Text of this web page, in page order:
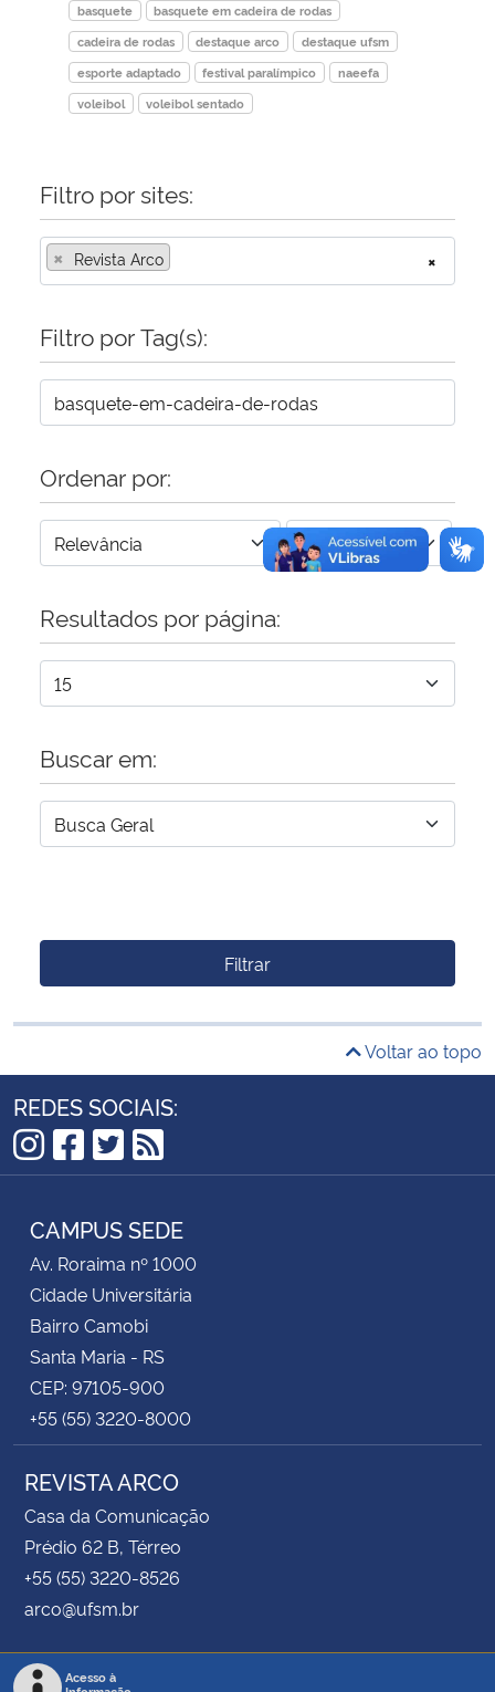
Ministério do Turismo
Ministério do Desenvolvimento Regional
Ministério da Mulher, da Família e dos Direitos Humanos
Secretaria-Geral
Advocacia-Geral da União
Banco Central do Brasil
basquete
basquete em cadeira de rodas
cadeira de rodas
destaque arco
destaque ufsm
esporte adaptado
festival paralímpico
naeefa
voleibol
voleibol sentado
Filtro por sites:
×
× Revista Arco
Filtro por Tag(s):
Ordenar por:
Resultados por página:
Buscar em:
Filtrar
Voltar ao topo
REDES SOCIAIS:
Instagram
Facebook
Twitter
RSS
CAMPUS SEDE
Av. Roraima nº 1000
Cidade Universitária
Bairro Camobi
Santa Maria - RS
CEP: 97105-900
+55 (55) 3220-8000
REVISTA ARCO
Casa da Comunicação
Prédio 62 B, Térreo
+55 (55) 3220-8526
arco@ufsm.br
Acesso à